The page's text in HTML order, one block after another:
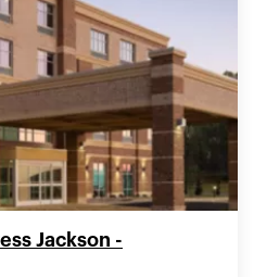
Jackson -